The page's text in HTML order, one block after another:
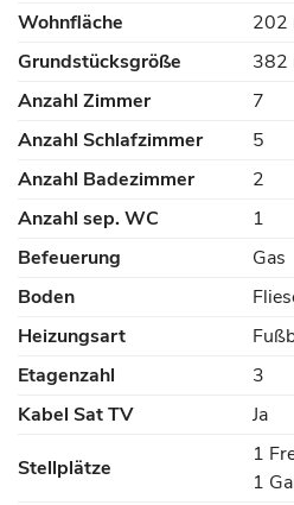
Wohnfläche
202
Grundstücksgröße
382
Anzahl Zimmer
7
Anzahl Schlafzimmer
5
Anzahl Badezimmer
2
Anzahl sep. WC
1
Befeuerung
Gas
Boden
Heizungsart
Etagenzahl
3
Kabel Sat TV
Ja
Stellplätze
1
1